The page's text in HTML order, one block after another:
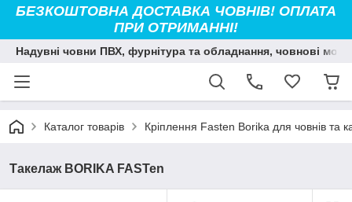
БЕЗКОШТОВНА ДОСТАВКА ЧОВНІВ! ОПЛАТА
ПРИ ОТРИМАННІ!
Надувні човни ПВХ, фурнітура та обладнання, човнові
Каталог товарів Кріплення Fasten Borika для човнів та
Такелаж BORIKA FASTen